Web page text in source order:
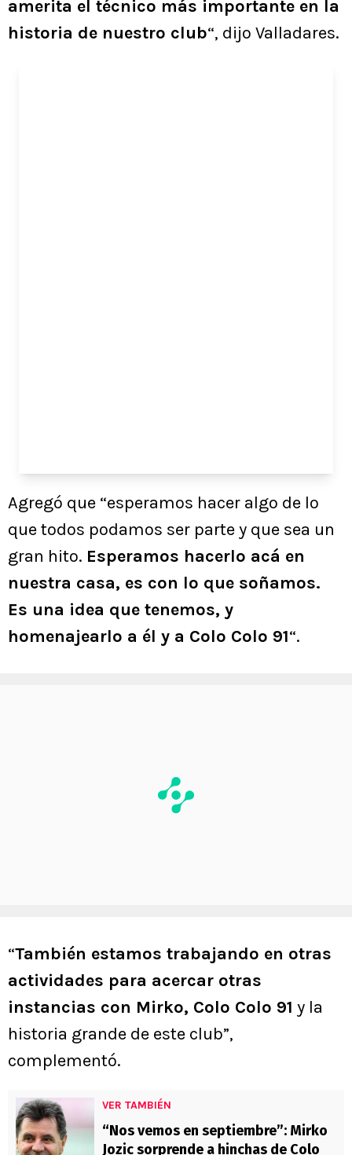
amerita el técnico más importante en la
historia de nuestro club“, dijo Valladares.
Agregó que “esperamos hacer algo de lo
que todos podamos ser parte y que sea un
gran hito. Esperamos hacerlo acá en
nuestra casa, es con lo que soñamos.
Es una idea que tenemos, y
homenajearlo a él y a Colo Colo 91“.
“También estamos trabajando en otras
actividades para acercar otras
instancias con Mirko, Colo Colo 91 y la
historia grande de este club”,
complementó.
VER TAMBIÉN
“Nos vemos en septiembre”: Mirko
Jozic sorprende a hinchas de Colo